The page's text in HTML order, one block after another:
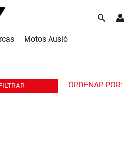
Motos Ausió